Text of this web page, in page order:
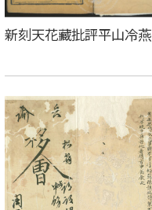
新刻天花藏批評平山冷燕